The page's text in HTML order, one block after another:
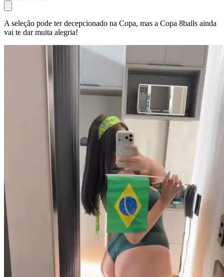
A seleção pode ter decepcionado na Copa, mas a Copa 8balls ainda
vai te dar muita alegria!